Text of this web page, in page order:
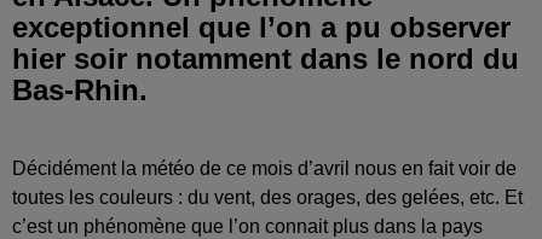
exceptionnel que l’on a pu observer
hier soir notamment dans le nord du
Bas-Rhin.
Décidément la météo de ce mois d’avril nous en fait voir de
toutes les couleurs : du vent, des orages, des gelées, etc. Et
c’est un phénomène que l’on connait plus dans la pays